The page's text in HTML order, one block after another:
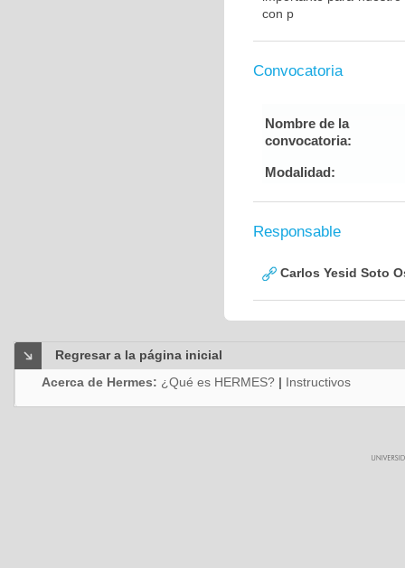
con p
Convocatoria
Nombre de la
convocatoria:
Modalidad:
Responsable
Carlos Yesid Soto
Regresar a la página inicial
Acerca de Hermes: ¿Qué es HERMES? | Instructivos